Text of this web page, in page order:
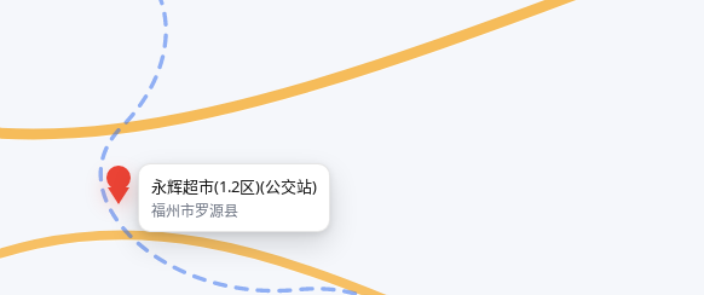
永辉超市(1.2区)(公交站)
福州市罗源县